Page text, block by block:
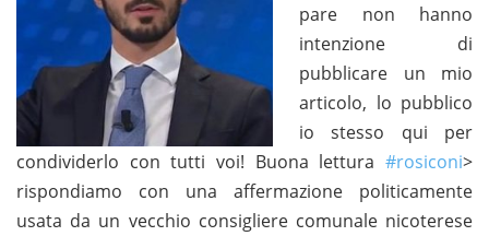
pare non hanno
intenzione di
pubblicare un mio
articolo, lo pubblico
io stesso qui per
condividerlo con tutti voi! Buona lettura #rosiconi>
rispondiamo con una affermazione politicamente
usata da un vecchio consigliere comunale nicoterese